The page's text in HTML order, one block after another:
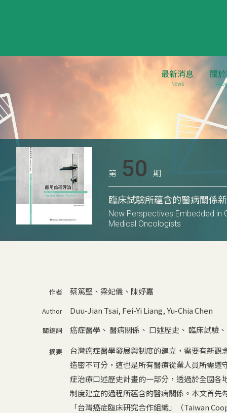
最新消息
News
關
第 50 期
臨床試驗所蘊含的醫病關係
New Perspectives Embedded in
Medical Oncologists
作者 蔡篤堅、梁妃儀、陳妤嘉
Author Duu-Jian Tsai, Fei-Yi Liang, Yu-Chia Chen
關鍵詞 癌症醫學 、 醫病關係 、 口述歷史 、 臨床試驗
摘要
台灣癌症醫學發展與制度的建立，需要有新
造密不可分，這也是所有醫療從業人員所需
症治療口述歷史計畫的一部分，透過於全國
制度建立的過程所蘊含的醫病關係。本文首先
「台灣癌症臨床研究合作組織」（Taiwan